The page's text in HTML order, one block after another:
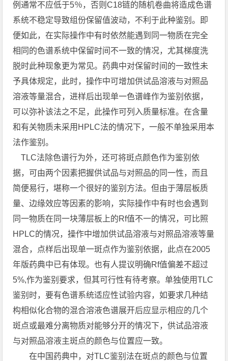
例通常不应低于5％，否则C18链的随机卷曲将造成色谱
系统不稳定导致组份保留值波动，不利于此种鉴别。即
便如此，在实际操作中有时依然能遇到同一物质在完全
相同的色谱系统中保留时间不一致的情况，尤其梯度洗
脱时此种现象更为常见。药典中对保留时间的一致性未
予具体规定，此时，操作中可增加供试品溶液与对照品
溶液等量混合，进样后出现单一色谱峰作为鉴别依据，
可以弥补该法之不足，此操作可列入质量标准。在含量
和有关物质未采用HPLC法的情况下，一般不单独采用本
法作鉴别。
TLC法除色谱行为外，还可将斑点颜色作为鉴别依
据，可由两个因素把握供试品与对照品的同一性，而且
简便易行，堪称一个很好的鉴别方法。但由于薄层板质
量、边缘效应等因素的影响，实际操作中有时也会遇到
同一物质在同一块薄层板上的Rf值不一的情况，可比照
HPLC的情况，操作中增加供试品溶液与对照品溶液等量
混合，点样后出现单一斑点作为鉴别依据，此点在2005
年版药典中已有体现。也有人提议明确Rf值偏差不超过
5%,作为鉴别要求，但其可行性有待考察。单独使用TLC
鉴别时，要有色谱系统适应性试验内容，如要求几种结
构相似化合物的混合溶液色谱展开后应显示相应的几个
斑点或最难分离物质对能够分开的情况下，供试品溶液
与对照品溶液主斑点的颜色与位置应一致。
在中国药典中，对TLC鉴别法在斑点的颜色与位置